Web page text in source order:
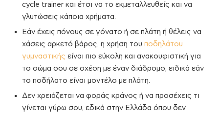
cycle trainer και έτσι να το εκμεταλλευθείς και να
γλυτώσεις κάποια χρήματα.
Εάν έχεις πόνους σε γόνατο ή σε πλάτη ή θέλεις να
χάσεις αρκετό βάρος, η χρήση του ποδηλάτου
γυμναστικής είναι πιο εύκολη και ανακουφιστική για
το σώμα σου σε σχέση με έναν διάδρομο, ειδικά εάν
το ποδήλατο είναι μοντέλο με πλάτη.
Δεν χρειάζεται να φοράς κράνος ή να προσέχεις τι
γίνεται γύρω σου, εδικά στην Ελλάδα όπου δεν